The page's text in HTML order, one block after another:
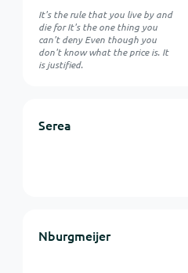
It's the rule that you live by and
die for It's the one thing you
can't deny Even though you
don't know what the price is. It
is justified.
Serea
Nburgmeijer